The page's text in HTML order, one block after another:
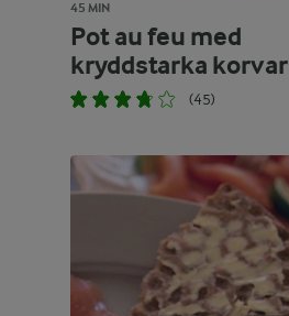
45 MIN
Pot au feu med
kryddstarka korvar
(45)